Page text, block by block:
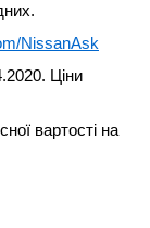
NissanAsk
Ціни
вартості на